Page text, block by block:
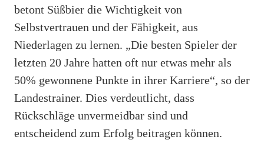
betont Süßbier die Wichtigkeit von
Selbstvertrauen und der Fähigkeit, aus
Niederlagen zu lernen. „Die besten Spieler der
letzten 20 Jahre hatten oft nur etwas mehr als
50% gewonnene Punkte in ihrer Karriere“, so der
Landestrainer. Dies verdeutlicht, dass
Rückschläge unvermeidbar sind und
entscheidend zum Erfolg beitragen können.